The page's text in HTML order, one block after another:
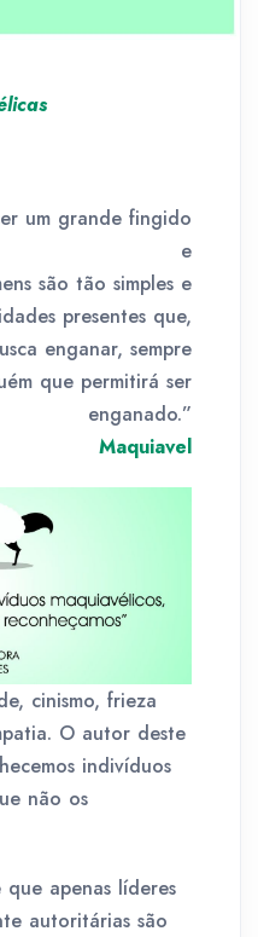
um grande fingido
e
são tão simples e
presentes que,
enganar, sempre
que permitirá ser
enganado.”
Maquiavel
cinismo, frieza
O autor deste
indivíduos
não os
apenas líderes
autoritárias são